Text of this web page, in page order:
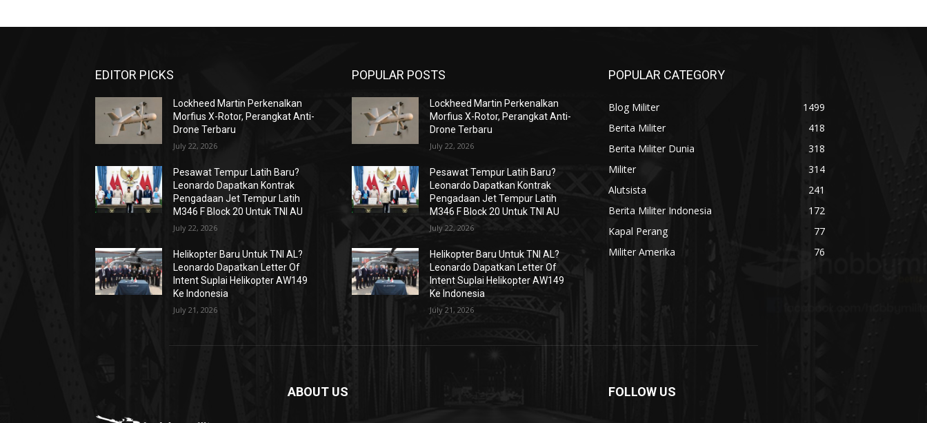
EDITOR PICKS
Lockheed Martin Perkenalkan
Morfius X-Rotor, Perangkat Anti-
Drone Terbaru
July 22, 2026
Pesawat Tempur Latih Baru?
Leonardo Dapatkan Kontrak
Pengadaan Jet Tempur Latih
M346 F Block 20 Untuk TNI AU
July 22, 2026
Helikopter Baru Untuk TNI AL?
Leonardo Dapatkan Letter Of
Intent Suplai Helikopter AW149
Ke Indonesia
July 21, 2026
POPULAR POSTS
Lockheed Martin Perkenalkan
Morfius X-Rotor, Perangkat Anti-
Drone Terbaru
July 22, 2026
Pesawat Tempur Latih Baru?
Leonardo Dapatkan Kontrak
Pengadaan Jet Tempur Latih
M346 F Block 20 Untuk TNI AU
July 22, 2026
Helikopter Baru Untuk TNI AL?
Leonardo Dapatkan Letter Of
Intent Suplai Helikopter AW149
Ke Indonesia
July 21, 2026
POPULAR CATEGORY
Blog Militer
1499
Berita Militer
418
Berita Militer Dunia
318
Militer
314
Alutsista
241
Berita Militer Indonesia
172
Kapal Perang
77
Militer Amerika
76
ABOUT US FOLLOW US